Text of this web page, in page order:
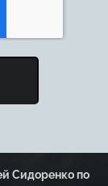
Сидоренко по